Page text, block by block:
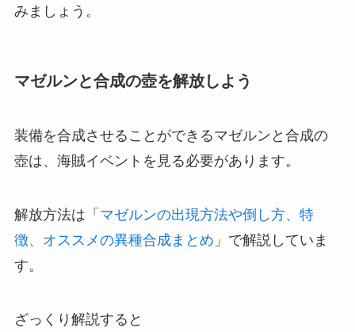
みましょう。
マゼルンと合成の壺を解放しよう
装備を合成させることができるマゼルンと合成の
壺は、海賊イベントを見る必要があります。
解放方法は「 マゼルンの出現方法や倒し方、特
徴、オススメの異種合成まとめ 」で解説していま
す。
ざっくり解説すると